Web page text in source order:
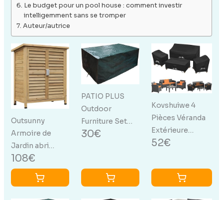
Le budget pour un pool house : comment investir
intelligemment sans se tromper
Auteur/autrice
Outsunny
Armoire de
Jardin abri
Jardin Remise
pour Outils sur
Pied dim. 87L x
108€
PATIO PLUS
Outdoor
Furniture Set
imperméable.
Jardin pour
Patio Table et
30€
Kovshuiwe 4
Pièces Véranda
Extérieure
Ensemble De
De Meubles De
Patio,De
52€